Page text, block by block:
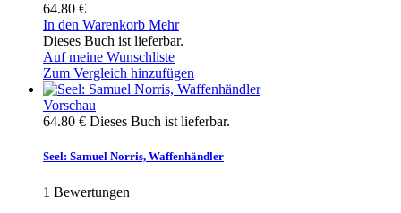
64.80 €
In den Warenkorb Mehr
Dieses Buch ist lieferbar.
Auf meine Wunschliste
Zum Vergleich hinzufügen
Vorschau
64.80 € Dieses Buch ist lieferbar.
Seel: Samuel Norris, Waffenhändler
1 Bewertungen